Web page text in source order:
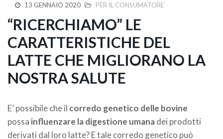
13 GENNAIO 2020 PER IL CONSUMATORE
“RICERCHIAMO” LE
CARATTERISTICHE DEL
LATTE CHE MIGLIORANO LA
NOSTRA SALUTE
E’ possibile che il corredo genetico delle bovine
possa influenzare la digestione umanadei prodotti
derivati dal loro latte? E tale corredo genetico può